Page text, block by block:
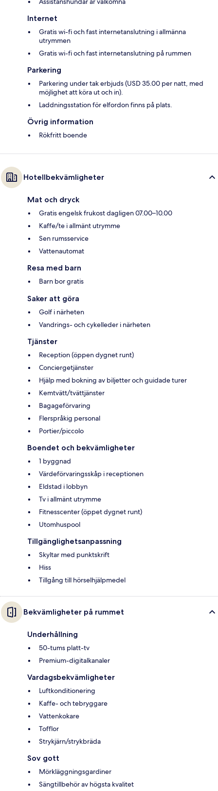
Internet
Gratis wi-fi och fast internetanslutning i allmänna
utrymmen
Gratis wi-fi och fast internetanslutning på rummen
Parkering
Parkering under tak erbjuds (USD 35.00 per natt, med
möjlighet att köra ut och in).
Laddningsstation för elfordon finns på plats.
Övrig information
Rökfritt boende
Hotellbekvämligheter
Mat och dryck
Gratis engelsk frukost dagligen 07.00–10.00
Kaffe/te i allmänt utrymme
Sen rumsservice
Vattenautomat
Resa med barn
Barn bor gratis
Saker att göra
Golf i närheten
Vandrings- och cykelleder i närheten
Tjänster
Reception (öppen dygnet runt)
Conciergetjänster
Hjälp med bokning av biljetter och guidade turer
Kemtvätt/tvättjänster
Bagageförvaring
Flerspråkig personal
Portier/piccolo
Boendet och bekvämligheter
1 byggnad
Värdeförvaringsskåp i receptionen
Eldstad i lobbyn
Tv i allmänt utrymme
Fitnesscenter (öppet dygnet runt)
Utomhuspool
Tillgänglighetsanpassning
Skyltar med punktskrift
Hiss
Tillgång till hörselhjälpmedel
Bekvämligheter på rummet
Underhållning
50-tums platt-tv
Premium-digitalkanaler
Vardagsbekvämligheter
Luftkonditionering
Kaffe- och tebryggare
Vattenkokare
Tofflor
Strykjärn/strykbräda
Sov gott
Mörkläggningsgardiner
Sängtillbehör av högsta kvalitet